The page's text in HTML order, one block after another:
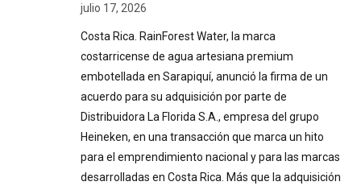
julio 17, 2026
Costa Rica. RainForest Water, la marca
costarricense de agua artesiana premium
embotellada en Sarapiquí, anunció la firma de un
acuerdo para su adquisición por parte de
Distribuidora La Florida S.A., empresa del grupo
Heineken, en una transacción que marca un hito
para el emprendimiento nacional y para las marcas
desarrolladas en Costa Rica. Más que la adquisición